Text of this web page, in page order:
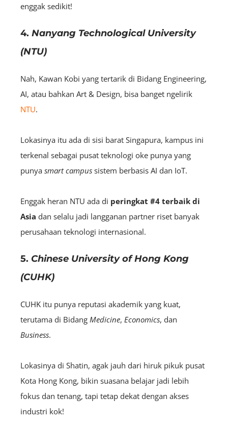
enggak sedikit!
4. Nanyang Technological University
(NTU)
Nah, Kawan Kobi yang tertarik di Bidang Engineering,
AI, atau bahkan Art & Design, bisa banget ngelirik
NTU.
Lokasinya itu ada di sisi barat Singapura, kampus ini
terkenal sebagai pusat teknologi oke punya yang
punya smart campus sistem berbasis AI dan IoT.
Enggak heran NTU ada di peringkat #4 terbaik di
Asia dan selalu jadi langganan partner riset banyak
perusahaan teknologi internasional.
5. Chinese University of Hong Kong
(CUHK)
CUHK itu punya reputasi akademik yang kuat,
terutama di Bidang Medicine, Economics, dan
Business.
Lokasinya di Shatin, agak jauh dari hiruk pikuk pusat
Kota Hong Kong, bikin suasana belajar jadi lebih
fokus dan tenang, tapi tetap dekat dengan akses
industri kok!